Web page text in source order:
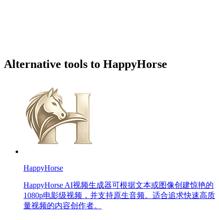
Alternative tools to HappyHorse
HappyHorse
HappyHorse AI视频生成器可根据文本或图像创建惊艳的
1080p电影级视频，并支持原生音频。适合追求快速高质
量视频的内容创作者。